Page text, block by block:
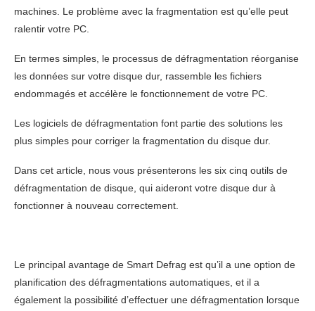
machines. Le problème avec la fragmentation est qu’elle peut
ralentir votre PC.
En termes simples, le processus de défragmentation réorganise
les données sur votre disque dur, rassemble les fichiers
endommagés et accélère le fonctionnement de votre PC.
Les logiciels de défragmentation font partie des solutions les
plus simples pour corriger la fragmentation du disque dur.
Dans cet article, nous vous présenterons les six cinq outils de
défragmentation de disque, qui aideront votre disque dur à
fonctionner à nouveau correctement.
Le principal avantage de Smart Defrag est qu’il a une option de
planification des défragmentations automatiques, et il a
également la possibilité d’effectuer une défragmentation lorsque